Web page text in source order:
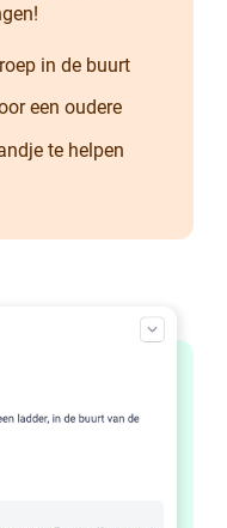
in de buurt
een oudere
te helpen